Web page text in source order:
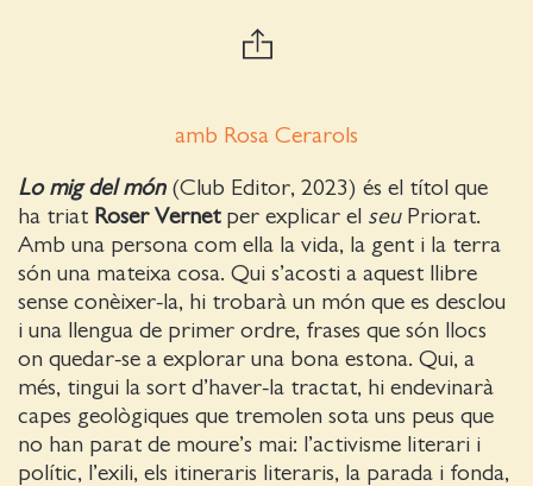
amb Rosa Cerarols
Lo mig del món(Club Editor, 2023) és el títol que
ha triat Roser Vernetper explicar el seu Priorat.
Amb una persona com ella la vida, la gent i la terra
són una mateixa cosa. Qui s’acosti a aquest llibre
sense conèixer-la, hi trobarà un món que es desclou
i una llengua de primer ordre, frases que són llocs
on quedar-se a explorar una bona estona. Qui, a
més, tingui la sort d’haver-la tractat, hi endevinarà
capes geològiques que tremolen sota uns peus que
no han parat de moure’s mai: l’activisme literari i
polític, l’exili, els itineraris literaris, la parada i fonda,